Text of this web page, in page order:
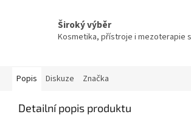
Široký výběr
Kosmetika, přístroje i mezoterapie
Popis Diskuze Značka
Detailní popis produktu